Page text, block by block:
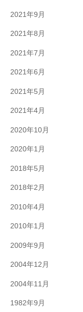
2021年9月
2021年8月
2021年7月
2021年6月
2021年5月
2021年4月
2020年10月
2020年1月
2018年5月
2018年2月
2010年4月
2010年1月
2009年9月
2004年12月
2004年11月
1982年9月